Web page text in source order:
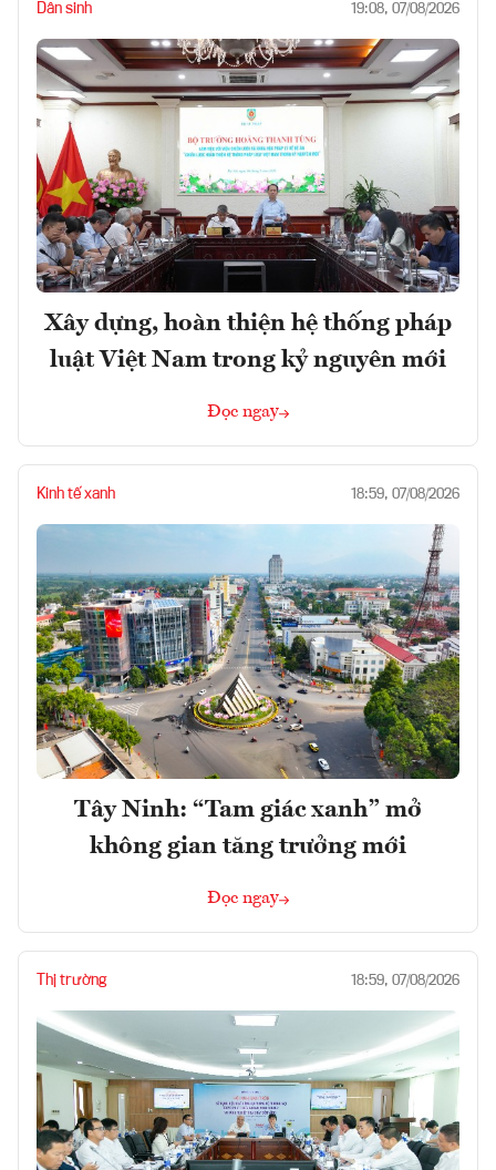
Dân sinh 19:08, 07/08/2026
Xây dựng, hoàn thiện hệ thống pháp
luật Việt Nam trong kỷ nguyên mới
Đọc ngay
Kinh tế xanh 18:59, 07/08/2026
Tây Ninh: “Tam giác xanh” mở
không gian tăng trưởng mới
Đọc ngay
Thị trường 18:59, 07/08/2026